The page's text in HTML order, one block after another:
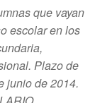
que vayan
escolar en los
Plazo de
junio de 2014.